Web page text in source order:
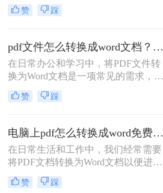
行编辑、修改或格式调整。
PDF（Portable Document Format）因
欢迎，但Word文档则提供了更灵活的
编辑功能。那么pdf怎么转换成word
呢？本文将详细介绍几种将PDF转换
成Word的高效方法，帮助用户轻松应
对这一需求。
赞 踩
pdf文件怎么转换成word文档？这4个好用的方法千万别错过！
在日常办公和学习中，将PDF文件转
换为Word文档是一项常见的需求，以
便进行编辑、修改或格式调整。虽然
PDF格式因其跨平台兼容性和内容稳
内容时，Word文档提供了更大的灵活
性和便利性。那么pdf文件怎么转换成
word文档呢？本文将介绍四种将PDF
文件转换为Word文档的实用方法，帮
助您轻松应对这一需求。
赞 踩
电脑上pdf怎么转换成word免费？分享3种方法简单易学！
在日常生活和工作中，我们经常需要
将PDF文档转换为Word文档以便进行
编辑、修改或格式调整。尽管市面上
有许多专业的转换软件，但也有一些
赞 踩